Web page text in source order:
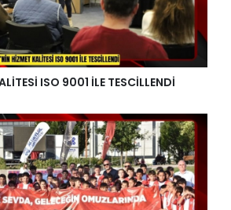
ISO 9001 İLE TESCİLLENDİ